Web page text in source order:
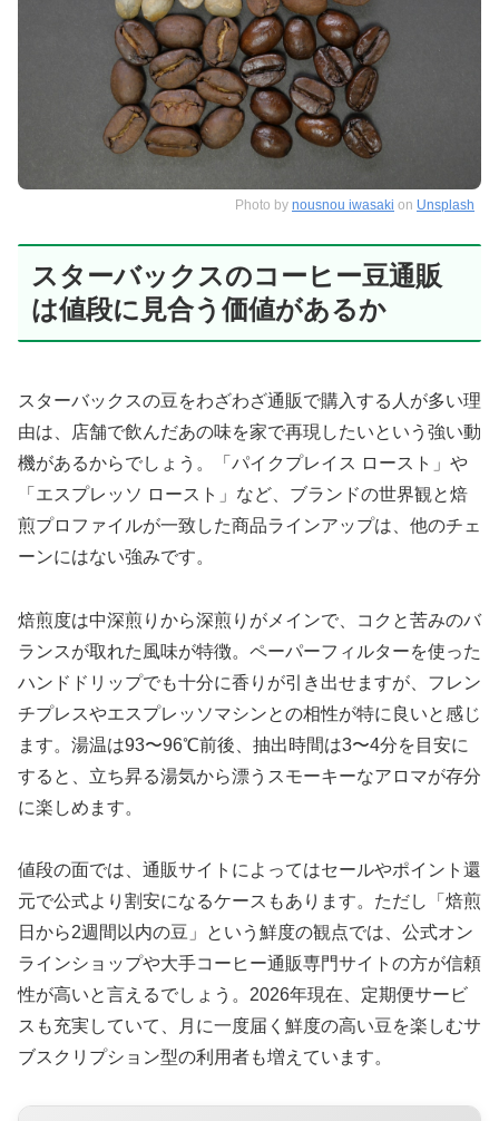
Photo by nousnou iwasaki on Unsplash
スターバックスのコーヒー豆通販
は値段に見合う価値があるか
スターバックスの豆をわざわざ通販で購入する人が多い理
由は、店舗で飲んだあの味を家で再現したいという強い動
機があるからでしょう。「パイクプレイス ロースト」や
「エスプレッソ ロースト」など、ブランドの世界観と焙
煎プロファイルが一致した商品ラインアップは、他のチェ
ーンにはない強みです。
焙煎度は中深煎りから深煎りがメインで、コクと苦みのバ
ランスが取れた風味が特徴。ペーパーフィルターを使った
ハンドドリップでも十分に香りが引き出せますが、フレン
チプレスやエスプレッソマシンとの相性が特に良いと感じ
ます。湯温は93〜96℃前後、抽出時間は3〜4分を目安に
すると、立ち昇る湯気から漂うスモーキーなアロマが存分
に楽しめます。
値段の面では、通販サイトによってはセールやポイント還
元で公式より割安になるケースもあります。ただし「焙煎
日から2週間以内の豆」という鮮度の観点では、公式オン
ラインショップや大手コーヒー通販専門サイトの方が信頼
性が高いと言えるでしょう。2026年現在、定期便サービ
スも充実していて、月に一度届く鮮度の高い豆を楽しむサ
ブスクリプション型の利用者も増えています。